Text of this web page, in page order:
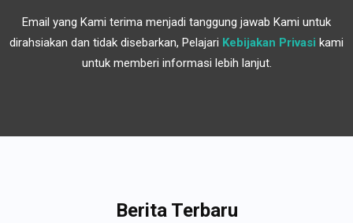
Email yang Kami terima menjadi tanggung jawab Kami untuk
dirahsiakan dan tidak disebarkan, Pelajari Kebijakan Privasi kami
untuk memberi informasi lebih lanjut.
Berita Terbaru